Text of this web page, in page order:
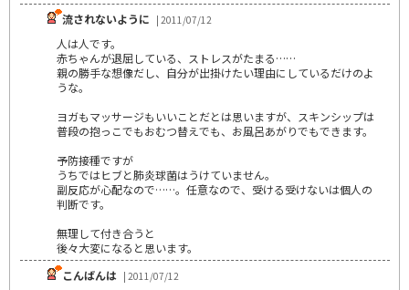
流されないように | 2011/07/12
人は人です。
赤ちゃんが退屈している、ストレスがたまる……
親の勝手な想像だし、自分が出掛けたい理由にしているだけのよ
うな。
ヨガもマッサージもいいことだとは思いますが、スキンシップは
普段の抱っこでもおむつ替えでも、お風呂あがりでもできます。
予防接種ですが
うちではヒブと肺炎球菌はうけていません。
副反応が心配なので……。任意なので、受ける受けないは個人の
判断です。
無理して付き合うと
後々大変になると思います。
こんばんは | 2011/07/12